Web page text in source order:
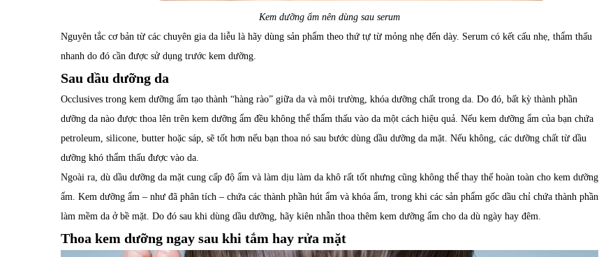
Kem dưỡng ẩm nên dùng sau serum
Nguyên tắc cơ bản từ các chuyên gia da liễu là hãy dùng sản phẩm theo thứ tự từ mỏng nhẹ đến dày. Serum có kết cấu nhẹ, thẩm thấu
nhanh do đó cần được sử dụng trước kem dưỡng.
Sau dầu dưỡng da
Occlusives trong kem dưỡng ẩm tạo thành “hàng rào” giữa da và môi trường, khóa dưỡng chất trong da. Do đó, bất kỳ thành phần
dưỡng da nào được thoa lên trên kem dưỡng ẩm đều không thể thẩm thấu vào da một cách hiệu quả. Nếu kem dưỡng ẩm của bạn chứa
petroleum, silicone, butter hoặc sáp, sẽ tốt hơn nếu bạn thoa nó sau bước dùng dầu dưỡng da mặt. Nếu không, các dưỡng chất từ dầu
dưỡng khó thẩm thấu được vào da.
Ngoài ra, dù dầu dưỡng da mặt cung cấp độ ẩm và làm dịu làm da khô rất tốt nhưng cũng không thể thay thế hoàn toàn cho kem dưỡng
ẩm. Kem dưỡng ẩm – như đã phân tích – chứa các thành phần hút ẩm và khóa ẩm, trong khi các sản phẩm gốc dầu chỉ chứa thành phần
làm mềm da ở bề mặt. Do đó sau khi dùng dầu dưỡng, hãy kiên nhẫn thoa thêm kem dưỡng ẩm cho da dù ngày hay đêm.
Thoa kem dưỡng ngay sau khi tắm hay rửa mặt